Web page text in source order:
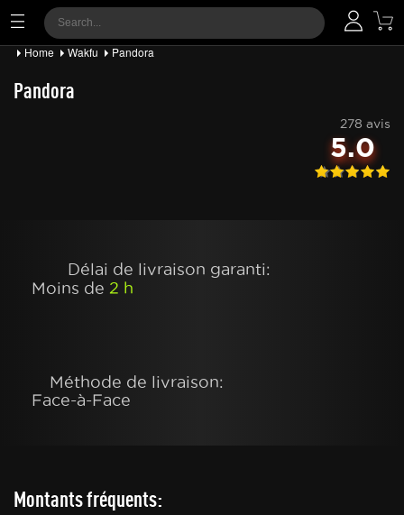
Home Wakfu Pandora
Pandora
278 avis
5.0
Délai de livraison garanti:
Moins de 2 h
Méthode de livraison:
Face-à-Face
Montants fréquents: